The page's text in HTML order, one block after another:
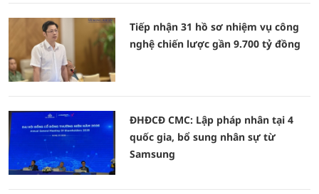
Tiếp nhận 31 hồ sơ nhiệm vụ công
nghệ chiến lược gần 9.700 tỷ đồng
ĐHĐCĐ CMC: Lập pháp nhân tại 4
quốc gia, bổ sung nhân sự từ
Samsung